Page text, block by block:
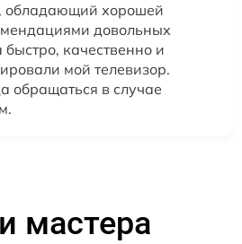
обладающий хорошей
довольных
качественно и
мой телевизор.
обращаться в случае
мастера